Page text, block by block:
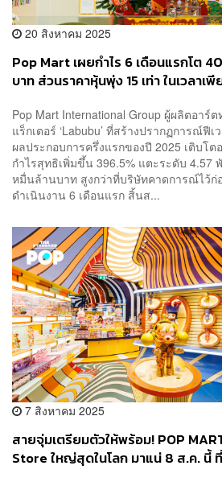
20 สิงหาคม 2025
Pop Mart เผยกำไร 6 เดือนแรกโต
บาท ส่วนราคาหุ้นพุ่ง 15 เท่า ในเวลาเพี
Pop Mart International Group ผู้ผลิตอาร์
แร็กเตอร์ ‘Labubu’ ที่สร้างปรากฏการณ์ฟี
ผลประกอบการครึ่งแรกของปี 2025 เติบโต
กำไรสุทธิเพิ่มขึ้น 396.5% แตะระดับ 4.57
หมื่นล้านบาท สูงกว่าที่บริษัทคาดการณ์ไว้
ดำเนินงาน 6 เดือนแรก สิ้นส...
7 สิงหาคม 2025
สายจุ่มเตรียมตัวให้พร้อม! POP
Store ใหญ่สุดในโลก มาแน่ 8 ส.ค. นี้ ที่